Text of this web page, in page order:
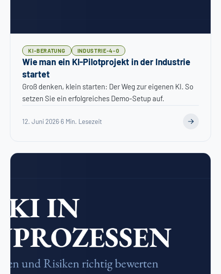
KI-BERATUNG INDUSTRIE-4-0
Wie man ein KI-Pilotprojekt in der Industrie
startet
Groß denken, klein starten: Der Weg zur eigenen KI. So
setzen Sie ein erfolgreiches Demo-Setup auf.
12. Juni 2026·6 Min. Lesezeit